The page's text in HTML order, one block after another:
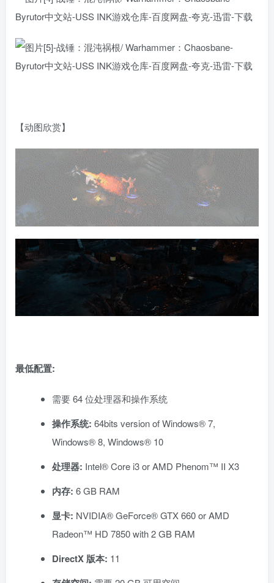
【动图欣赏】
最低配置:
需要 64 位处理器和操作系统
操作系统: 64bits version of Windows® 7,
Windows® 8, Windows® 10
处理器: Intel® Core i3 or AMD Phenom™ II X3
内存: 6 GB RAM
显卡: NVIDIA® GeForce® GTX 660 or AMD
Radeon™ HD 7850 with 2 GB RAM
DirectX 版本: 11